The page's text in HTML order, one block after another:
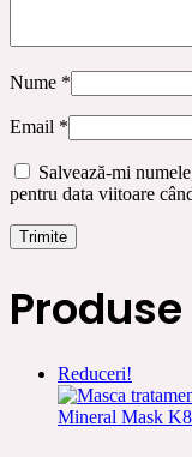
Nume *
Email *
Salvează-mi
pentru data viitoare
Reduceri!